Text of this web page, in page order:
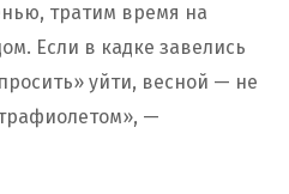
тратим время на
Если в кадке завелись
уйти, весной — не
—